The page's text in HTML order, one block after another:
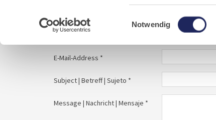
Einwilligungsauswahl
Notwendig
Your message to | Ihre Nachricht an | Tu
Name | Nombre *
E-Mail-Address *
Subject | Betreff | Sujeto *
Message | Nachricht | Mensaje *